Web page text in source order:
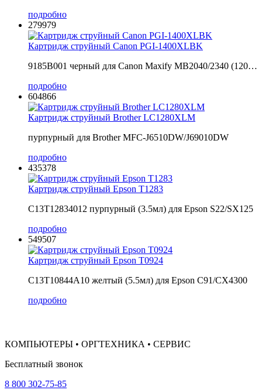
подробно
279979
Картридж струйный Canon PGI-1400XLBK
9185B001 черный для Canon Maxify МВ2040/2340 (120…
подробно
604866
Картридж струйный Brother LC1280XLM
пурпурный для Brother MFC-J6510DW/J69010DW
подробно
435378
Картридж струйный Epson T1283
C13T12834012 пурпурный (3.5мл) для Epson S22/SX125
подробно
549507
Картридж струйный Epson T0924
C13T10844A10 желтый (5.5мл) для Epson C91/CX4300
подробно
КОМПЬЮТЕРЫ • ОРГТЕХНИКА • СЕРВИС
Бесплатный звонок
8 800 302-75-85